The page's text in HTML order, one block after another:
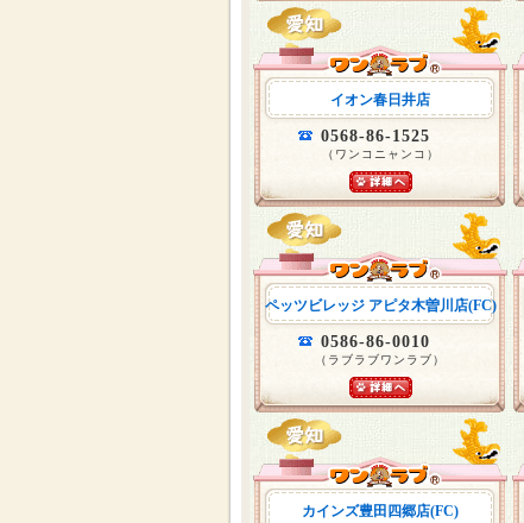
イオン春日井店
0568-86-1525
（ワンコニャンコ）
ペッツビレッジ アピタ木曽川店(FC)
0586-86-0010
（ラブラブワンラブ）
カインズ豊田四郷店(FC)